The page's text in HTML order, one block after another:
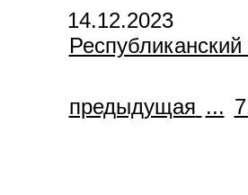
14.12.2023
предыдущая ...